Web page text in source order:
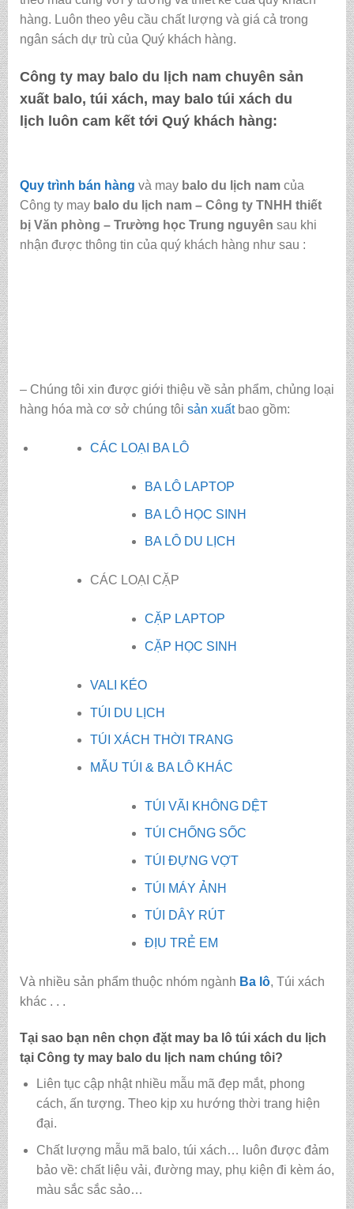
hàng. Luôn theo yêu cầu chất lượng và giá cả trong
ngân sách dự trù của Quý khách hàng.
Công ty may balo du lịch nam chuyên sản
xuất balo, túi xách, may balo túi xách du
lịch luôn cam kết tới Quý khách hàng:
Quy trình bán hàng và maybalo du lịch nam của
Công ty maybalo du lịch nam – Công ty TNHH thiết
bị Văn phòng – Trường học Trung nguyên sau khi
nhận được thông tin của quý khách hàng như sau :
– Chúng tôi xin được giới thiệu về sản phẩm, chủng loại
hàng hóa mà cơ sở chúng tôi sản xuấtbao gồm:
CÁC LOẠI BA LÔ
BA LÔ LAPTOP
BA LÔ HỌC SINH
BA LÔ DU LỊCH
CÁC LOẠI CẶP
CẶP LAPTOP
CẶP HỌC SINH
VALI KÉO
TÚI DU LỊCH
TÚI XÁCH THỜI TRANG
MẪU TÚI & BA LÔ KHÁC
TÚI VÃI KHÔNG DỆT
TÚI CHỐNG SỐC
TÚI ĐỰNG VỢT
TÚI MÁY ẢNH
TÚI DÂY RÚT
ĐỊU TRẺ EM
Và nhiều sản phẩm thuộc nhóm ngành Ba lô, Túi xách
khác . . .
Tại sao bạn nên chọn đặt may ba lô túi xách du lịch
tại Công ty may balo du lịch nam chúng tôi?
Liên tục cập nhật nhiều mẫu mã đẹp mắt, phong
cách, ấn tượng. Theo kịp xu hướng thời trang hiện
đại.
Chất lượng mẫu mã balo, túi xách…
luôn được đảm
bảo về: chất liệu vải, đường may, phụ kiện đi kèm áo,
màu sắc sắc sảo…